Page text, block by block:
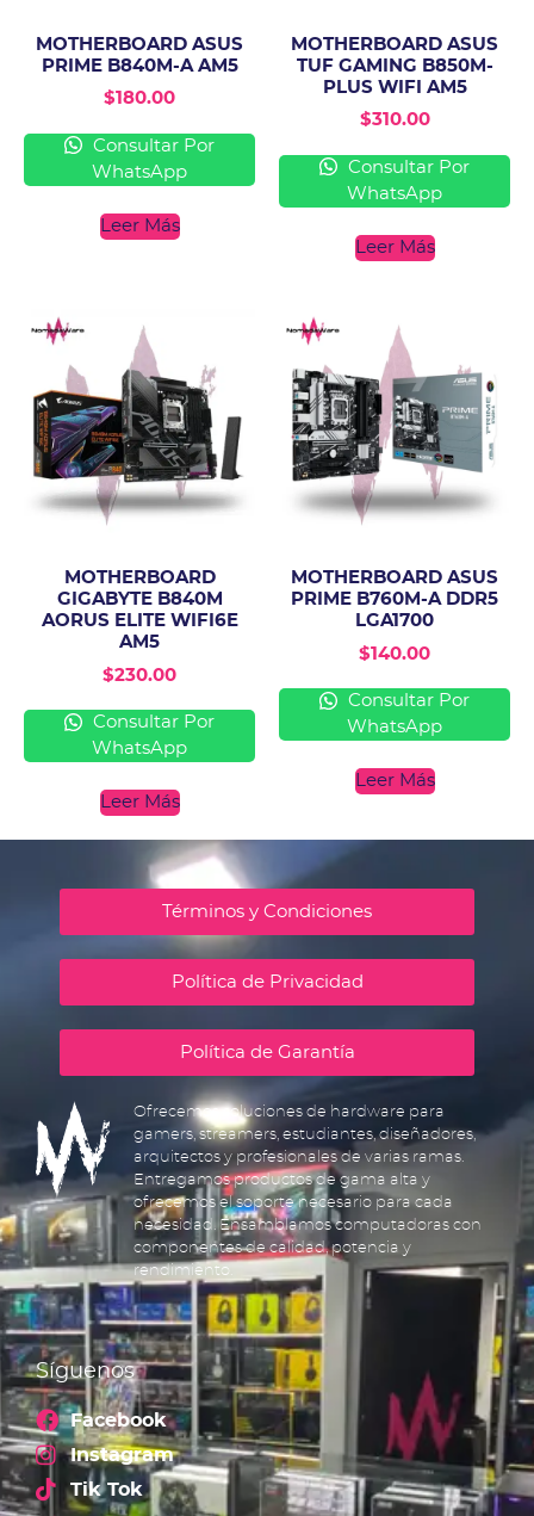
MOTHERBOARD ASUS
PRIME B840M-A AM5
$180.00
Consultar Por
WhatsApp
Leer Más
MOTHERBOARD ASUS
TUF GAMING B850M-
PLUS WIFI AM5
$310.00
Consultar Por
WhatsApp
Leer Más
MOTHERBOARD
GIGABYTE B840M
AORUS ELITE WIFI6E
AM5
$230.00
Consultar Por
WhatsApp
Leer Más
MOTHERBOARD ASUS
PRIME B760M-A DDR5
LGA1700
$140.00
Consultar Por
WhatsApp
Leer Más
Términos y Condiciones
Política de Privacidad
Política de Garantía
Ofrecemos soluciones de hardware para
gamers, streamers, estudiantes, diseñadores,
arquitectos y profesionales de varias ramas.
Entregamos productos de gama alta y
ofrecemos el soporte necesario para cada
necesidad. Ensamblamos computadoras con
componentes de calidad, potencia y
rendimiento.
Síguenos
Facebook
Instagram
Tik Tok